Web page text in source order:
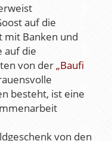
auf die
mit Banken und
auf die
von der„Baufi
besteht, ist eine
von den